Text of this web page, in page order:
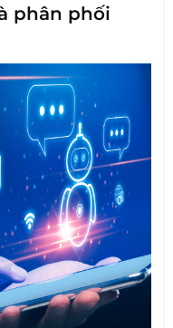
phân phối